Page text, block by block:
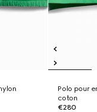
Polo pour
coton
€280